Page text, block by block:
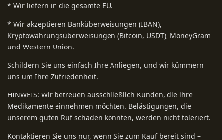
* Wir liefern in die gesamte EU.
* Wir akzeptieren Banküberweisungen (IBAN),
Kryptowährungsüberweisungen (Bitcoin, USDT), MoneyGram
und Western Union.
Schildern Sie uns einfach Ihre Anliegen, und wir kümmern
uns um Ihre Zufriedenheit.
HINWEIS: Wir betreuen ausschließlich Kunden, die ihre
Medikamente einnehmen möchten. Belästigungen, die
unserem guten Ruf schaden könnten, werden nicht toleriert.
Kontaktieren Sie uns nur, wenn Sie zum Kauf bereit sind –